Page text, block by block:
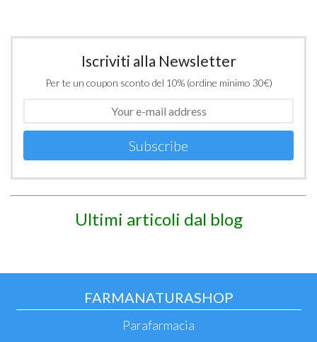
Iscriviti alla Newsletter
Per te un coupon sconto del 10% (ordine minimo 30€)
Subscribe
Ultimi articoli dal blog
FARMANATURASHOP
Parafarmacia